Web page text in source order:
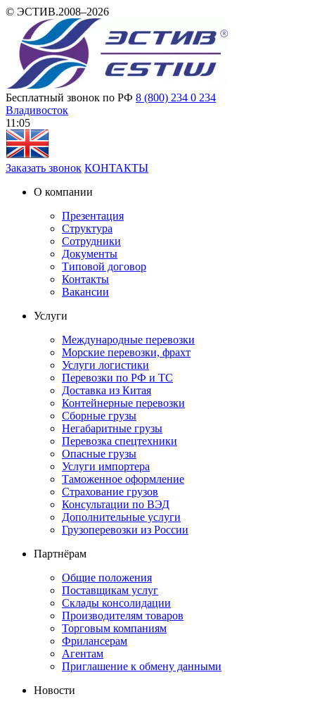
© ЭСТИВ.2008–2026
Бесплатный звонок по РФ 8 (800) 234 0 234
Владивосток
11:05
Заказать звонок КОНТАКТЫ
О компании
Презентация
Структура
Сотрудники
Документы
Типовой договор
Контакты
Вакансии
Услуги
Международные перевозки
Морские перевозки, фрахт
Услуги логистики
Перевозки по РФ и ТС
Доставка из Китая
Контейнерные перевозки
Сборные грузы
Негабаритные грузы
Перевозка спецтехники
Опасные грузы
Услуги импортера
Таможенное оформление
Страхование грузов
Консультации по ВЭД
Дополнительные услуги
Грузоперевозки из России
Партнёрам
Общие положения
Поставщикам услуг
Склады консолидации
Производителям товаров
Торговым компаниям
Фрилансерам
Агентам
Приглашение к обмену данными
Новости